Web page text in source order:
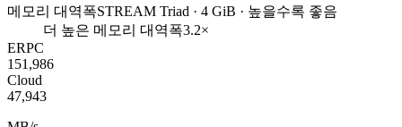
메모리 대역폭STREAM Triad · 4 GiB · 높을수록 좋음
더 높은 메모리 대역폭3.2×
ERPC
151,986
Cloud
47,943